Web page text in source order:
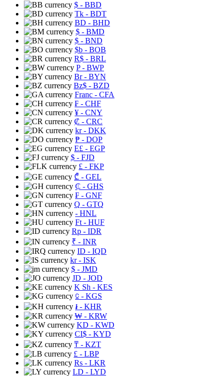
$ - BBD
Tk - BDT
BD - BHD
$ - BMD
$ - BND
$b - BOB
R$ - BRL
P- BWP
Br- BYN
Bz$ - BZD
Franc - CFA
₣ - CHF
¥ - CNY
₡ - CRC
kr- DKK
₱ - DOP
E£ - EGP
$ - FJD
£ - FKP
₾ - GEL
₵ - GHS
₣ - GNF
Q - GTQ
- HNL
Ft - HUF
Rp - IDR
₹ - INR
ID - IQD
kr- ISK
$ - JMD
JD - JOD
K Sh - KES
⃀ - KGS
៛ - KHR
₩ - KRW
KD - KWD
CI$ - KYD
₸ - KZT
£ - LBP
Rs - LKR
LD - LYD